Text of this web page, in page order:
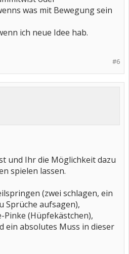
was mit Bewegung sein
ich neue Idee hab.
#6
und Ihr die Möglichkeit dazu
spielen lassen.
(zwei schlagen, ein
Sprüche aufsagen),
(Hüpfekästchen),
ein absolutes Muss in dieser